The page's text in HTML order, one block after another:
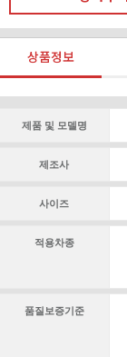
상품정보
제품 및 모델명
제조사
사이즈
적용차종
품질보증기준